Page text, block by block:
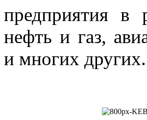
предприятия в
нефть и газ,
и многих других.